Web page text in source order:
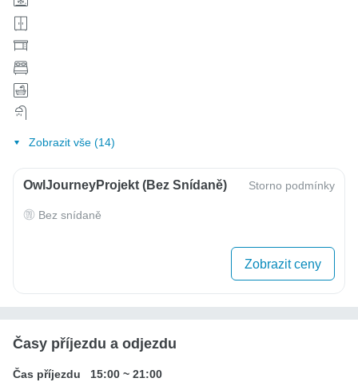
Zobrazit vše (14)
OwlJourneyProjekt (bez Snídaně) Storno podmínky
Bez snídaně
Zobrazit ceny
Časy příjezdu a odjezdu
Čas příjezdu 15:00 ~ 21:00